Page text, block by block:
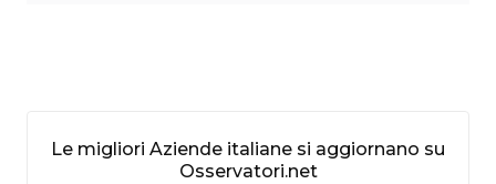
Le migliori Aziende italiane si aggiornano su
Osservatori.net